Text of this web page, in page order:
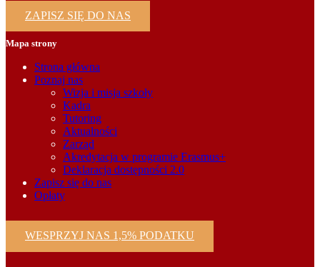
ZAPISZ SIĘ DO NAS
Mapa strony
Strona główna
Poznaj nas
Wizja i misja szkoły
Kadra
Tutoring
Aktualności
Zarząd
Akredytacja w programie Erasmus+
Deklaracja dostępności 2.0
Zapisz się do nas
Opłaty
WESPRZYJ NAS 1,5% PODATKU